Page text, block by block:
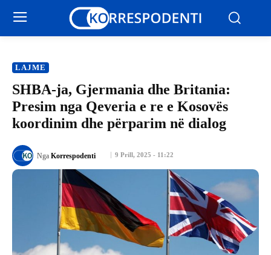
LAJME
SHBA-ja, Gjermania dhe Britania:
Presim nga Qeveria e re e Kosovës
koordinim dhe përparim në dialog
9 Prill, 2025 - 11:22
Nga Korrespodenti